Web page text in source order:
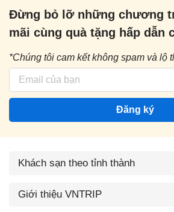
Đừng bỏ lỡ những chương
mãi cùng quà tặng hấp dẫn
*Chúng tôi cam kết không spam và lộ
Đăng ký
Khách sạn theo tỉnh thành
Giới thiệu VNTRIP